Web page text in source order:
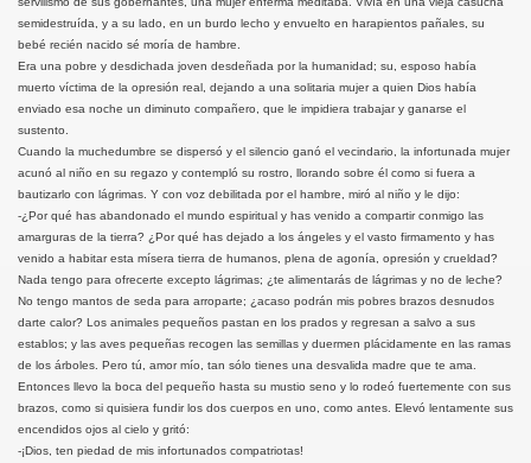
semidestruída, y a su lado, en un burdo lecho y envuelto en harapientos pañales, su
bebé recién nacido sé moría de hambre.
Era una pobre y desdichada joven desdeñada por la humanidad; su, esposo había
muerto víctima de la opresión real, dejando a una solitaria mujer a quien Dios había
enviado esa noche un diminuto compañero, que le impidiera trabajar y ganarse el
sustento.
Cuando la muchedumbre se dispersó y el silencio ganó el vecindario, la infortunada mujer
acunó al niño en su regazo y contempló su rostro, llorando sobre él como si fuera a
bautizarlo con lágrimas. Y con voz debilitada por el hambre, miró al niño y le dijo:
-¿Por qué has abandonado el mundo espiritual y has venido a compartir conmigo las
amarguras de la tierra? ¿Por qué has dejado a los ángeles y el vasto firmamento y has
venido a habitar esta mísera tierra de humanos, plena de agonía, opresión y crueldad?
Nada tengo para ofrecerte excepto lágrimas; ¿te alimentarás de lágrimas y no de leche?
No tengo mantos de seda para arroparte; ¿acaso podrán mis pobres brazos desnudos
darte calor? Los animales pequeños pastan en los prados y regresan a salvo a sus
establos; y las aves pequeñas recogen las semillas y duermen plácidamente en las ramas
de los árboles. Pero tú, amor mío, tan sólo tienes una desvalida madre que te ama.
Entonces llevo la boca del pequeño hasta su mustio seno y lo rodeó fuertemente con sus
brazos, como si quisiera fundir los dos cuerpos en uno, como antes. Elevó lentamente sus
encendidos ojos al cielo y gritó:
-¡Dios, ten piedad de mis infortunados compatriotas!